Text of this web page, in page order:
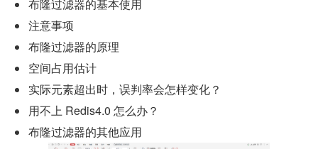
布隆过滤器的基本使用
注意事项
布隆过滤器的原理
空间占用估计
实际元素超出时，误判率会怎样变化？
用不上 Redis4.0 怎么办？
布隆过滤器的其他应用